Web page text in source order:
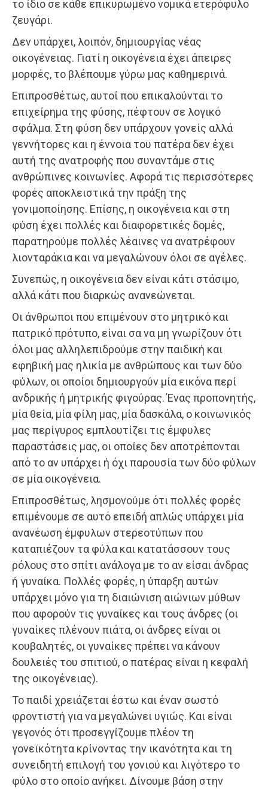
το ίδιο σε κάθε επικυρωμένο νομικά ετερόφυλο
ζευγάρι.
Δεν υπάρχει, λοιπόν, δημιουργίας νέας
οικογένειας. Γιατί η οικογένεια έχει άπειρες
μορφές, το βλέπουμε γύρω μας καθημερινά.
Επιπροσθέτως, αυτοί που επικαλούνται το
επιχείρημα της φύσης, πέφτουν σε λογικό
σφάλμα. Στη φύση δεν υπάρχουν γονείς αλλά
γεννήτορες και η έννοια του πατέρα δεν έχει
αυτή της ανατροφής που συναντάμε στις
ανθρώπινες κοινωνίες. Αφορά τις περισσότερες
φορές αποκλειστικά την πράξη της
γονιμοποίησης. Επίσης, η οικογένεια και στη
φύση έχει πολλές και διαφορετικές δομές,
παρατηρούμε πολλές λέαινες να ανατρέφουν
λιονταράκια και να μεγαλώνουν όλοι σε αγέλες.
Συνεπώς, η οικογένεια δεν είναι κάτι στάσιμο,
αλλά κάτι που διαρκώς ανανεώνεται.
Οι άνθρωποι που επιμένουν στο μητρικό και
πατρικό πρότυπο, είναι σα να μη γνωρίζουν ότι
όλοι μας αλληλεπιδρούμε στην παιδική και
εφηβική μας ηλικία με ανθρώπους και των δύο
φύλων, οι οποίοι δημιουργούν μία εικόνα περί
ανδρικής ή μητρικής φιγούρας. Ένας προπονητής,
μία θεία, μία φίλη μας, μία δασκάλα, ο κοινωνικός
μας περίγυρος εμπλουτίζει τις έμφυλες
παραστάσεις μας, οι οποίες δεν αποτρέπονται
από το αν υπάρχει ή όχι παρουσία των δύο φύλων
σε μία οικογένεια.
Επιπροσθέτως, λησμονούμε ότι πολλές φορές
επιμένουμε σε αυτό επειδή απλώς υπάρχει μία
ανανέωση έμφυλων στερεοτύπων που
καταπιέζουν τα φύλα και κατατάσσουν τους
ρόλους στο σπίτι ανάλογα με το αν είσαι άνδρας
ή γυναίκα. Πολλές φορές, η ύπαρξη αυτών
υπάρχει μόνο για τη διαιώνιση αιώνιων μύθων
που αφορούν τις γυναίκες και τους άνδρες (οι
γυναίκες πλένουν πιάτα, οι άνδρες είναι οι
κουβαλητές, οι γυναίκες πρέπει να κάνουν
δουλειές του σπιτιού, ο πατέρας είναι η κεφαλή
της οικογένειας).
Το παιδί χρειάζεται έστω και έναν σωστό
φροντιστή για να μεγαλώνει υγιώς. Και είναι
γεγονός ότι προσεγγίζουμε πλέον τη
γονεϊκότητα κρίνοντας την ικανότητα και τη
συνειδητή επιλογή του γονιού και λιγότερο το
φύλο στο οποίο ανήκει. Δίνουμε βάση στην